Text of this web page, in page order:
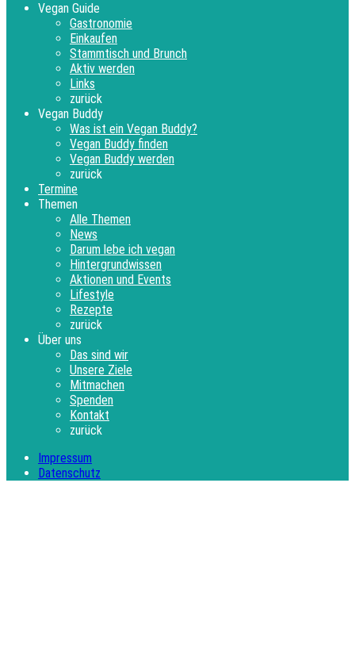
Vegan Guide
Gastronomie
Einkaufen
Stammtisch und Brunch
Aktiv werden
Links
zurück
Vegan Buddy
Was ist ein Vegan Buddy?
Vegan Buddy finden
Vegan Buddy werden
zurück
Termine
Themen
Alle Themen
News
Darum lebe ich vegan
Hintergrundwissen
Aktionen und Events
Lifestyle
Rezepte
zurück
Über uns
Das sind wir
Unsere Ziele
Mitmachen
Spenden
Kontakt
zurück
Impressum
Datenschutz